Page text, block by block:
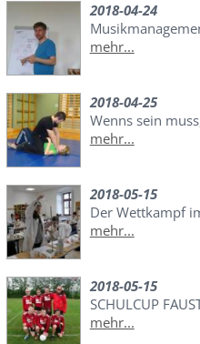
2018-04-24
mehr...
2018-04-25
Wenns sein
mehr...
2018-05-15
Der Wettkampf
mehr...
2018-05-15
SCHULCUP
mehr...